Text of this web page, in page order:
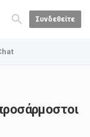
Συνδεθείτε